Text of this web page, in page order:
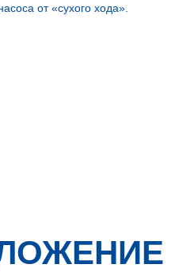
от «сухого хода».